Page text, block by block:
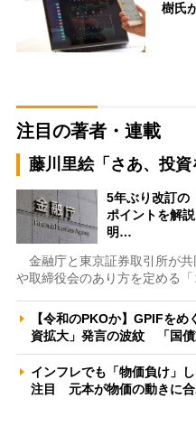
樹氏
注目の著者・連載
藤川里絵「さあ、投資
5年ぶり改訂の
ポイントを解
明…
金融庁と東京証券取引所が
や取締役会のあり方を定める
【令和のPKOか】GPIFを
資拡大」発言の波紋 「国
インフレでも「物価負け」
注目 元本が物価の動きに